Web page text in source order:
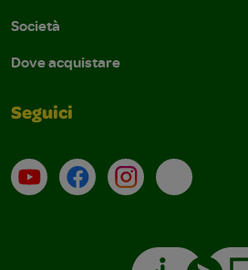
Società
Dove acquistare
Seguici
Su YouTube
ContattiProfilo Instagram
Email